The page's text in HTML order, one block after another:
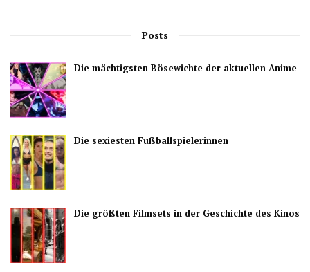
Posts
Die mächtigsten Bösewichte der aktuellen Anime
Die sexiesten Fußballspielerinnen
Die größten Filmsets in der Geschichte des Kinos